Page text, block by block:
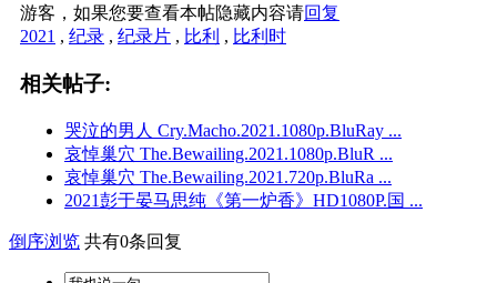
游客，如果您要查看本帖隐藏内容请回复
2021 , 纪录 , 纪录片 , 比利 , 比利时
相关帖子:
哭泣的男人 Cry.Macho.2021.1080p.BluRay ...
哀悼巢穴 The.Bewailing.2021.1080p.BluR ...
哀悼巢穴 The.Bewailing.2021.720p.BluRa ...
2021彭于晏马思纯《第一炉香》HD1080P.国 ...
倒序浏览 共有0条回复